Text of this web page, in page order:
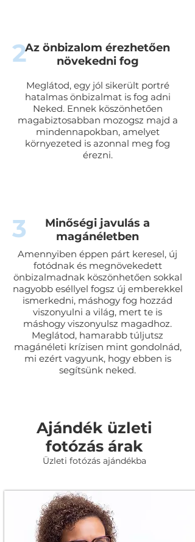
2Az önbizalom érezhetően
növekedni fog
Meglátod, egy jól sikerült portré
hatalmas önbizalmat is fog adni
Neked. Ennek köszönhetően
magabiztosabban mozogsz majd a
mindennapokban, amelyet
környezeted is azonnal meg fog
érezni.
3
Minőségi javulás a
magánéletben
Amennyiben éppen párt keresel, új
fotódnak és megnövekedett
önbizalmadnak köszönhetően sokkal
nagyobb eséllyel fogsz új emberekkel
ismerkedni, máshogy fog hozzád
viszonyulni a világ, mert te is
máshogy viszonyulsz magadhoz.
Meglátod, hamarabb túljutsz
magánéleti krízisen mint gondolnád,
mi ezért vagyunk, hogy ebben is
segítsünk neked.
Ajándék üzleti
fotózás árak
Üzleti fotózás ajándékba